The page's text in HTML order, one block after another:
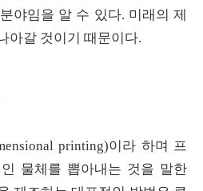
야임을 알 수 있다. 미래의 제
아갈 것이기 때문이다.
printing)이라 하며 프
물체를 뽑아내는 것을 말한